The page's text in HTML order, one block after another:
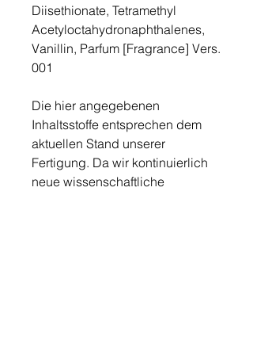
Diisethionate, Tetramethyl
Acetyloctahydronaphthalenes,
Vanillin, Parfum [Fragrance] Vers.
001
Die hier angegebenen
Inhaltsstoffe entsprechen dem
aktuellen Stand unserer
Fertigung. Da wir kontinuierlich
neue wissenschaftliche